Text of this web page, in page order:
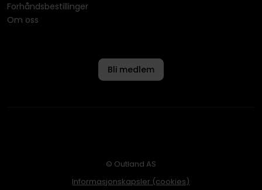
Forhåndsbestillinger
Om oss
Bli medlem
© Outland AS
Informasjonskapsler (cookies)